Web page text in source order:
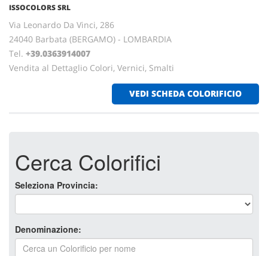
ISSOCOLORS SRL
Via Leonardo Da Vinci, 286
24040 Barbata (BERGAMO) - LOMBARDIA
Tel. +39.0363914007
Vendita al Dettaglio Colori, Vernici, Smalti
VEDI SCHEDA COLORIFICIO
Cerca Colorifici
Seleziona Provincia:
Denominazione: